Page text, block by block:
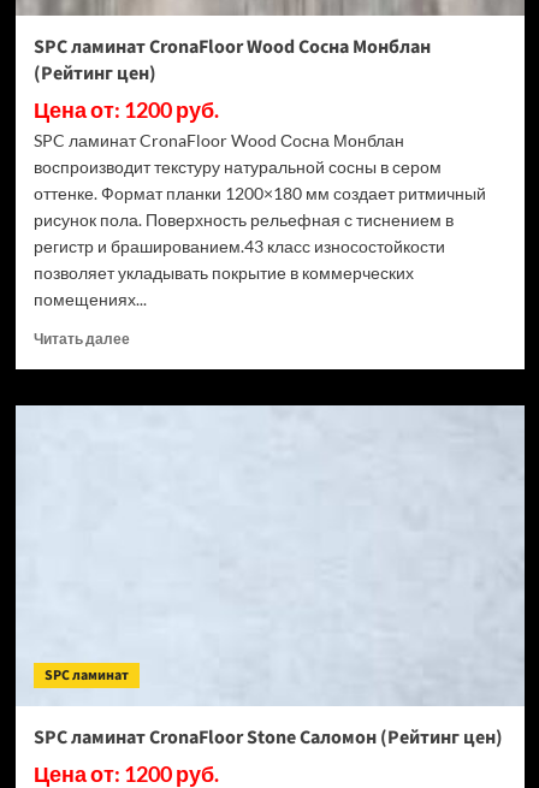
SPC ламинат CronaFloor Wood Сосна Монблан
(Рейтинг цен)
Цена от: 1200 руб.
SPC ламинат CronaFloor Wood Сосна Монблан
воспроизводит текстуру натуральной сосны в сером
оттенке. Формат планки 1200×180 мм создает ритмичный
рисунок пола. Поверхность рельефная с тиснением в
регистр и брашированием.43 класс износостойкости
позволяет укладывать покрытие в коммерческих
помещениях...
Читать далееПрочитать
SPC
SPC ламинат
SPC ламинат CronaFloor Stone Саломон (Рейтинг цен)
Цена от: 1200 руб.